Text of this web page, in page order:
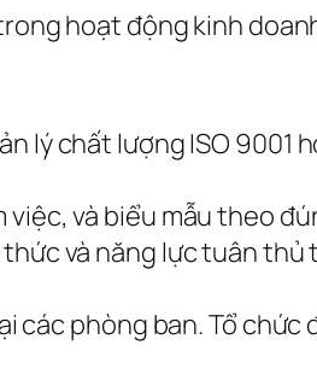
hoạt động kinh
lý chất lượng ISO 9001
và biểu mẫu theo
và năng lực tuân
các phòng ban. Tổ chức